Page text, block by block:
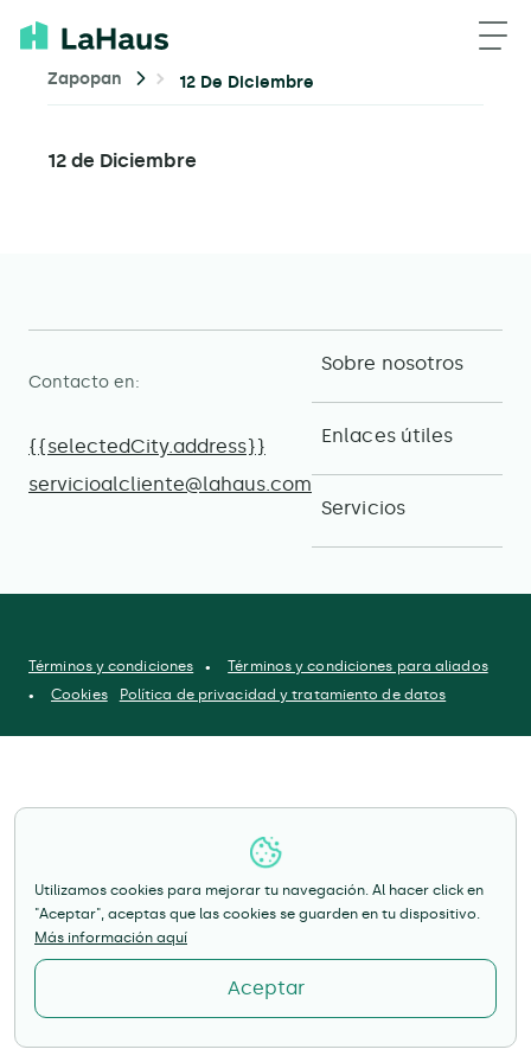
Utilizamos cookies para mejorar tu navegación. Al hacer click en
"Aceptar", aceptas que las cookies se guarden en tu dispositivo.
Más información aquí
Aceptar
Zapopan 12 De Diciembre
12 de Diciembre
Contacto en:
{{selectedCity.address}}
servicioalcliente@lahaus.com
Sobre nosotros
Enlaces útiles
Servicios
Términos y condiciones
Términos y condiciones para aliados
Cookies
Política de privacidad y tratamiento de datos